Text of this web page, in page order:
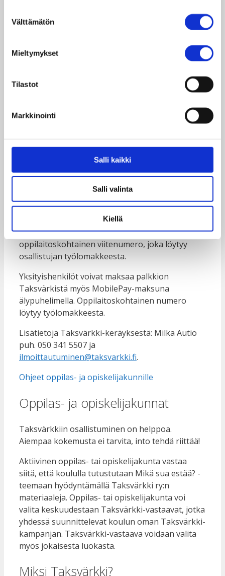
valinta
Välttämätön
Mieltymykset
Tilastot
Markkinointi
Salli kaikki
Salli valinta
Kiellä
koululainen ja opiskelija on vakuutettu
tapaturmien varalta If Vahinkovakuutusyhtiössä.
Tapaturmavakuutuksen numero on SP1345508.
palkkioksi on 15 euroa. Taksvärkki-palkkiosta ei
tarvitse suorittaa ennakonpidätystä eikä maksaa
mukanaan työlomakkeen, jonka toinen osa jää
työnantajalle kuitiksi. Lomakkeen kääntöpuolella
on ohjeet palkkion maksamiseksi.
Taksvärkki-palkkio maksetaan mieluiten suoraan
Taksvärkki ry:n tilille Nordea FI96 1521 3000 1014
53. Tilillepanossa on mainittava
oppilaitoskohtainen viitenumero, joka löytyy
osallistujan työlomakkeesta.
Yksityishenkilöt voivat maksaa palkkion
Taksvärkistä myös MobilePay-maksuna
älypuhelimella. Oppilaitoskohtainen numero
löytyy työlomakkeesta.
Lisätietoja Taksvärkki-keräyksestä: Milka Autio
puh. 050 341 5507 ja
ilmoittautuminen@taksvarkki.fi.
Ohjeet oppilas- ja opiskelijakunnille
Oppilas- ja opiskelijakunnat
Taksvärkkiin osallistuminen on helppoa.
Aiempaa kokemusta ei tarvita, into tehdä riittää!
Aktiivinen oppilas- tai opiskelijakunta vastaa
siitä, että koululla tutustutaan Mikä sua estää? -
teemaan hyödyntämällä Taksvärkki ry:n
materiaaleja. Oppilas- tai opiskelijakunta voi
valita keskuudestaan Taksvärkki-vastaavat, jotka
yhdessä suunnittelevat koulun oman Taksvärkki-
kampanjan. Taksvärkki-vastaava voidaan valita
myös jokaisesta luokasta.
Miksi Taksvärkki?